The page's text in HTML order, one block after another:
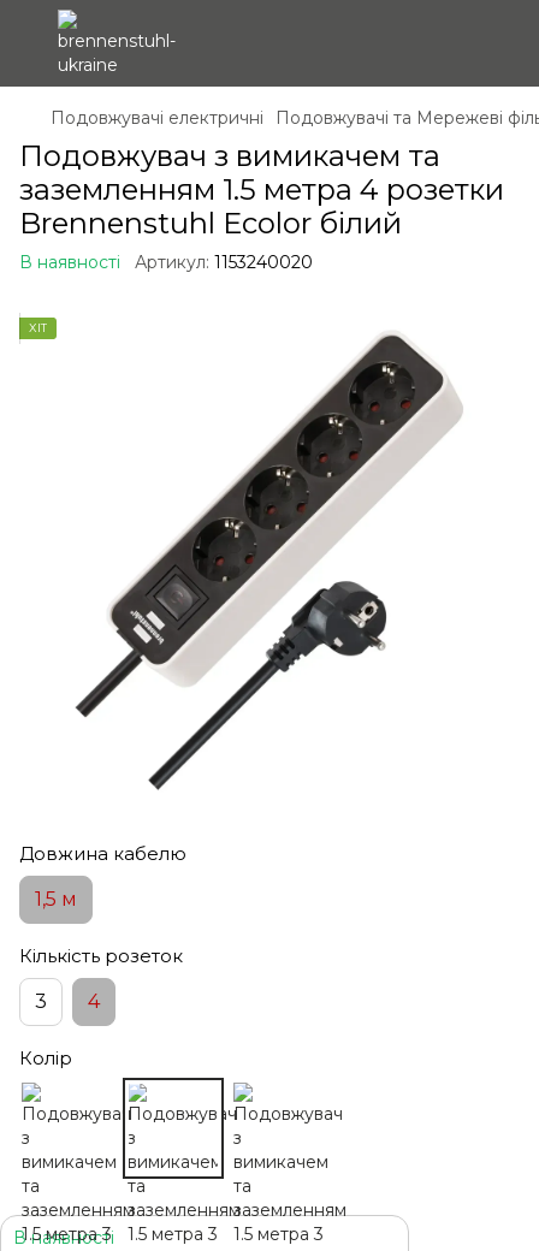
Подовжувачі електричні Подовжувачі та Мережеві
Подовжувач з вимикачем та
заземленням 1.5 метра 4 розетки
Brennenstuhl Ecolor білий
В наявності Артикул: 1153240020
ХІТ
Довжина кабелю
1,5 м
Кількість розеток
3
4
Колір
В наявності